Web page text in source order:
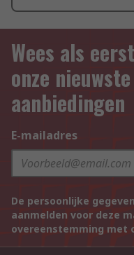
Wees als
onze
aanbiedingen
E-mailadres
De persoonlijke
aanmelden voor deze
overeenstemming met